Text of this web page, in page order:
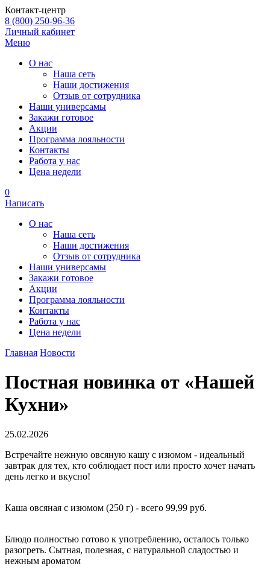
Контакт-центр
8 (800) 250-96-36
Личный кабинет
Меню
О нас
Наша сеть
Наши достижения
Отзыв от сотрудника
Наши универсамы
Закажи готовое
Акции
Программа лояльности
Контакты
Работа у нас
Цена недели
0
Написать
О нас
Наша сеть
Наши достижения
Отзыв от сотрудника
Наши универсамы
Закажи готовое
Акции
Программа лояльности
Контакты
Работа у нас
Цена недели
Главная Новости
Постная новинка от «Нашей
Кухни»
25.02.2026
Встречайте нежную овсяную кашу с изюмом - идеальный
завтрак для тех, кто соблюдает пост или просто хочет начать
день легко и вкусно!
Каша овсяная с изюмом (250 г) - всего 99,99 руб.
Блюдо полностью готово к употреблению, осталось только
разогреть. Сытная, полезная, с натуральной сладостью и
нежным ароматом